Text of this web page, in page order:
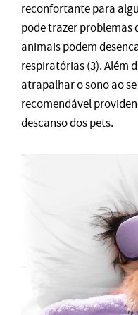
reconfortante para
pode trazer problemas
animais podem
respiratórias (3). Além
atrapalhar o sono ao
recomendável
descanso dos pets.